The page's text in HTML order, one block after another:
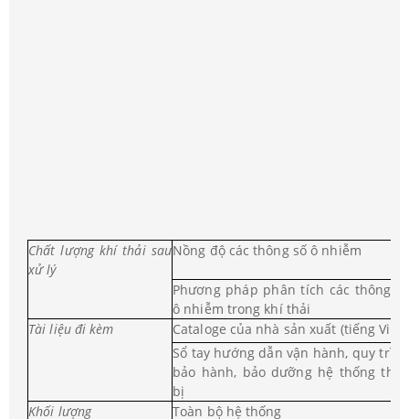
Chất lượng khí thải sau
xử lý
Nồng độ các thông số ô nhiễm
Phương pháp phân tích các thông số
ô nhiễm trong khí thải
Tài liệu đi kèm
Cataloge của nhà sản xuất (tiếng Việt)
Sổ tay hướng dẫn vận hành, quy trình
bảo hành, bảo dưỡng hệ thống thiết
bị
Khối lượng
Toàn bộ hệ thống